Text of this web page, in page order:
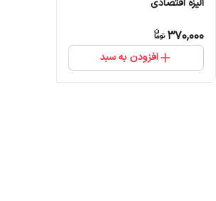
الیزه اقتصادی
370,000
افزودن به سبد